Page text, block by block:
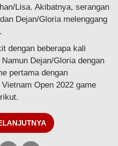
Lisa. Akibatnya, serangan
Dejan/Gloria melenggang
dengan beberapa kali
Dejan/Gloria dengan
pertama dengan
Open 2022 game